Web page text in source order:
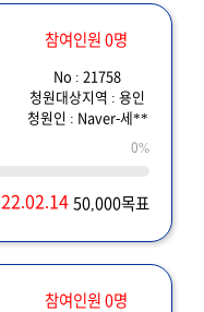
참여인원 0명
No : 21758
청원대상지역 : 용인
청원인 : Naver-세**
0%
50,000목표
참여인원 0명